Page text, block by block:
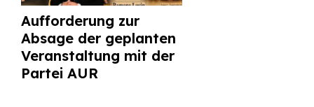
Aufforderung zur
Absage der geplanten
Veranstaltung mit der
Partei AUR